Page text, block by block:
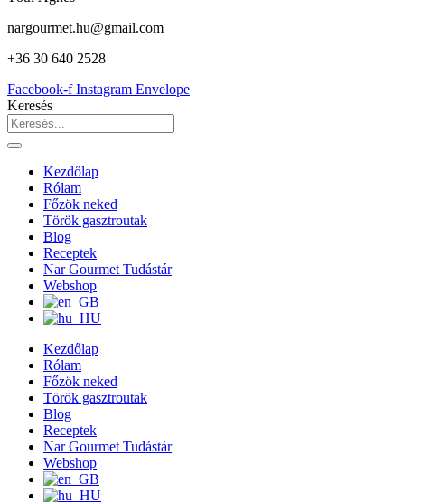
nargourmet.hu@gmail.com
+36 30 640 2528
Facebook-f Instagram Envelope
Keresés
Kezdőlap
Rólam
Főzök neked
Török gasztroutak
Blog
Receptek
Nar Gourmet Tudástár
Webshop
Kezdőlap
Rólam
Főzök neked
Török gasztroutak
Blog
Receptek
Nar Gourmet Tudástár
Webshop